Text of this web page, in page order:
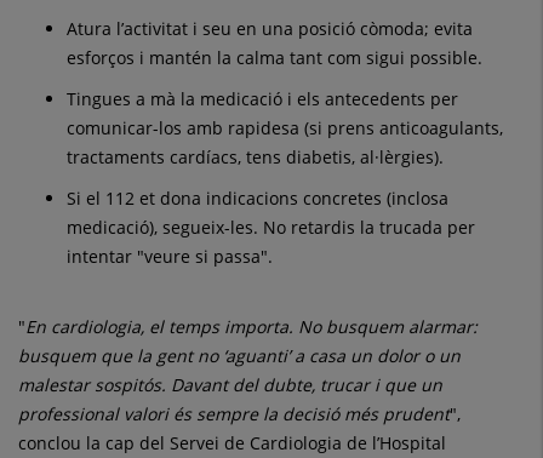
Atura l’activitat i seu en una posició còmoda; evita
esforços i mantén la calma tant com sigui possible.
Tingues a mà la medicació i els antecedents per
comunicar-los amb rapidesa (si prens anticoagulants,
tractaments cardíacs, tens diabetis, al·lèrgies).
Si el 112 et dona indicacions concretes (inclosa
medicació), segueix-les. No retardis la trucada per
intentar "veure si passa".
"En cardiologia, el temps importa. No busquem alarmar:
busquem que la gent no ‘aguanti’ a casa un dolor o un
malestar sospitós. Davant del dubte, trucar i que un
professional valori és sempre la decisió més prudent",
conclou la cap del Servei de Cardiologia de l’Hospital